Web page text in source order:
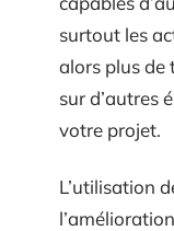
surtout les
alors plus de
sur d’autres
votre projet.
L’utilisation